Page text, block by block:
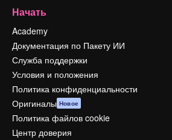
Начать
Academy
Документация по Пакету ИИ
Служба поддержки
Условия и положения
Политика конфиденциальности
Оригиналы Новое
Политика файлов cookie
Центр доверия